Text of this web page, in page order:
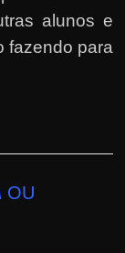
alunos e
fazendo para
OU